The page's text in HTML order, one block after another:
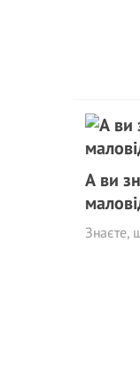
А ви
Знаєте,